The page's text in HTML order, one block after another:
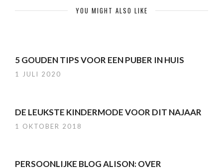
YOU MIGHT ALSO LIKE
5 GOUDEN TIPS VOOR EEN PUBER IN HUIS
1 JULI 2020
DE LEUKSTE KINDERMODE VOOR DIT NAJAAR
1 OKTOBER 2018
PERSOONLIJKE BLOG ALISON: OVER